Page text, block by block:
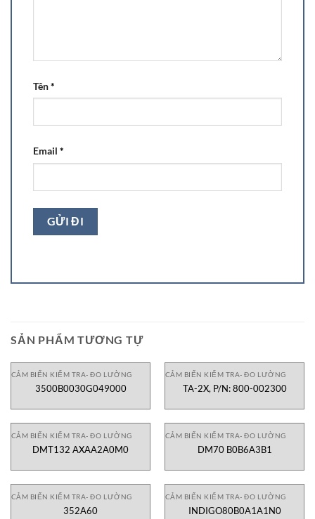
Tên*
Email *
SẢN PHẨM TƯƠNG TỰ
CẢM BIẾN KIỂM TRA- ĐO LƯỜNG
3500B0030G049000
CẢM BIẾN KIỂM TRA- ĐO LƯỜNG
TA-2X, P/N: 800-002300
CẢM BIẾN KIỂM TRA- ĐO LƯỜNG
DMT132 AXAA2A0M0
CẢM BIẾN KIỂM TRA- ĐO LƯỜNG
DM70 B0B6A3B1
CẢM BIẾN KIỂM TRA- ĐO LƯỜNG
352A60
CẢM BIẾN KIỂM TRA- ĐO LƯỜNG
INDIGO80B0A1A1N0